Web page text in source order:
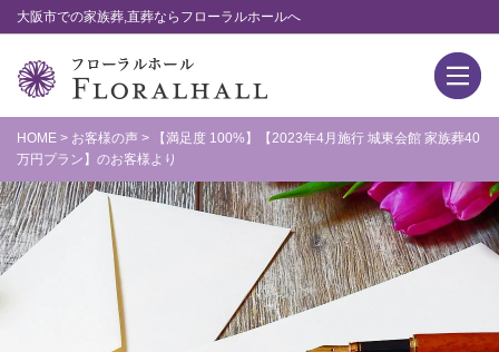
大阪市での家族葬,直葬ならフローラルホールへ
HOME > お客様の声 >
【満足度 100%】【2023年4月施行 城東会館 家族葬40
万円プラン】のお客様より